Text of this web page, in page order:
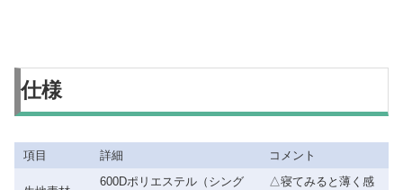
仕様
項目 詳細 コメント
600Dポリエステル（シング
△寝てみると薄く感